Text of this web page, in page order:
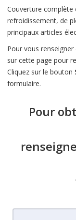
Couverture complète
refroidissement, de
principaux articles
Pour vous
sur cette page pour
Cliquez sur le bouton
formulaire.
Pour